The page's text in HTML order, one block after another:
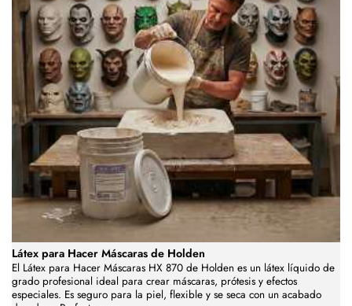
Látex para Hacer Máscaras de Holden
El Látex para Hacer Máscaras HX 870 de Holden es un látex líquido de
grado profesional ideal para crear máscaras, prótesis y efectos
especiales. Es seguro para la piel, flexible y se seca con un acabado